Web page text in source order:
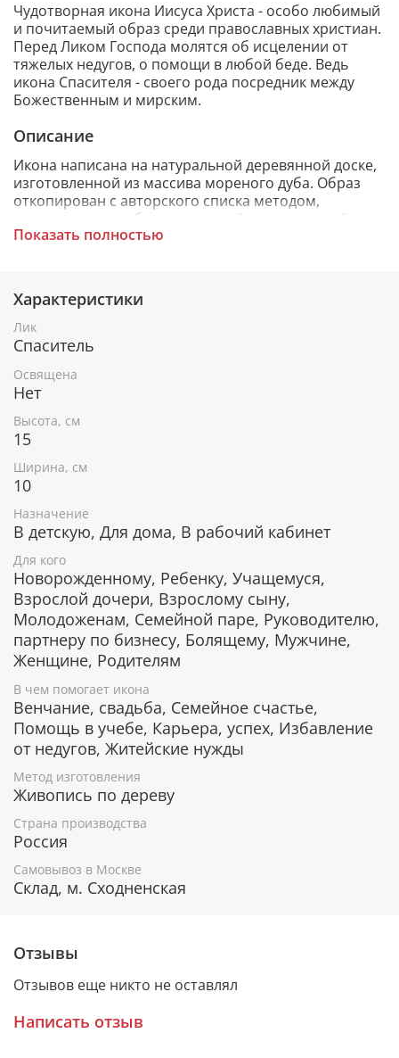
Чудотворная икона Иисуса Христа - особо любимый
и почитаемый образ среди православных христиан.
Перед Ликом Господа молятся об исцелении от
тяжелых недугов, о помощи в любой беде. Ведь
икона Спасителя - своего рода посредник между
Божественным и мирским.
Описание
Икона написана на натуральной деревянной доске,
изготовленной из массива мореного дуба. Образ
откопирован с авторского списка методом,
получившим одобрение русской православной
церкви.
При окончательном оформлении образа
использовались специальные фронтажные грунты,
выравнивающие лаки и темперные краски. Венец и
поля иконы вручную украшены рельефным
орнаментом и натуральным жемчугом или
полудрагоценными камнями.
Иисуса Христа
От тяжелых телесных недугов.
От завистливых, злых и хитрых людей.
Дает здоровье детям.
Приносит мир и благодать в семью.
Дарует силы в трудных ситуациях в быту и на
работе.
Помогает справиться с любой бедой.
Гарантия подлинности
К каждому живописному образу прикладывается
номерное свидетельство, в котором подробно
расписана вся информация об иконе:
Имя художника,
Материалы, из которых она изготовлена,
Гарантия соответствия канонам Православной
Церкви.
шкатулке из натурального дерева с откидной
крышкой и замочком.
Показать полностью
Характеристики
Лик
Спаситель
Освящена
Нет
Высота, см
15
Ширина, см
10
Назначение
В детскую, Для дома, В рабочий кабинет
Для кого
Новорожденному, Ребенку, Учащемуся,
Взрослой дочери, Взрослому сыну,
Молодоженам, Семейной паре, Руководителю,
партнеру по бизнесу, Болящему, Мужчине,
Женщине, Родителям
В чем помогает икона
Венчание, свадьба, Семейное счастье,
Помощь в учебе, Карьера, успех, Избавление
от недугов, Житейские нужды
Метод изготовления
Живопись по дереву
Страна производства
Россия
Самовывоз в Москве
Склад, м. Сходненская
Отзывы
Отзывов еще никто не оставлял
Написать отзыв